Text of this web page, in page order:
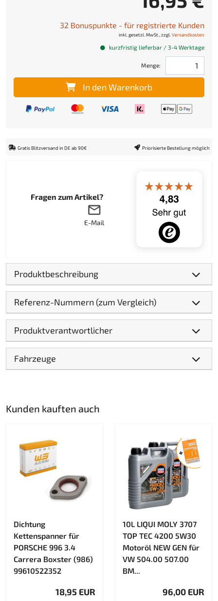
32 Bonuspunkte - für registrierte Kunden
inkl. gesetzl. MwSt., zzgl. Versandkosten
kurzfristig lieferbar / 3-4 Werktage
Menge:
In den Warenkorb
Gratis Blitzversand in DE ab 90€ Priorisierte Bestellung möglich
Fragen zum Artikel?
E-Mail
Produktbeschreibung
Referenz-Nummern (zum Vergleich)
Produktverantwortlicher
Fahrzeuge
Kunden kauften auch
Dichtung
Kettenspanner für
PORSCHE 996 3.4
Carrera Boxster (986)
99610522352
18,95 EUR
10L LIQUI MOLY 3707
TOP TEC 4200 5W30
Motoröl NEW GEN für
VW 504.00 507.00
BM...
96,00 EUR